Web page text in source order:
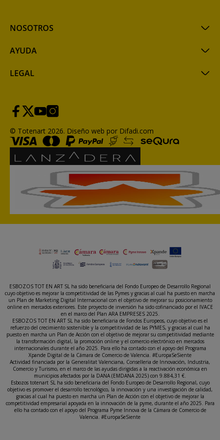
NOSOTROS
AYUDA
LEGAL
© Totenart 2026. Diseño web por Difadi.com
ESBOZOS TOT EN ART SL ha sido beneficiaria del Fondo Europeo de Desarrollo Regional
cuyo objetivo es mejorar la competitividad de las Pymes y gracias al cual ha puesto en marcha
un Plan de Marketing Digital Internacional con el objetivo de mejorar su posicionamiento
online en mercados exteriores. Este proyecto de inversión ha sido cofinanciado por el IVACE
en el marco del Plan ARA EMPRESES 2025.
ESBOZOS TOT EN ART SL ha sido beneficiaria de Fondos Europeos, cuyo objetivo es el
refuerzo del crecimiento sostenible y la competitividad de las PYMES, y gracias al cual ha
puesto en marcha un Plan de Acción con el objetivo de mejorar su competitividad mediante
la transformación digital, la promoción online y el comercio electrónico en mercados
internacionales durante el año 2025. Para ello ha contado con el apoyo del Programa
Xpande Digital de la Cámara de Comercio de Valencia. #EuropaSeSiente
Actividad financiada por la Generalitat Valenciana, Conselleria de Innovación, Industria,
Comercio y Turismo, en el marco de las ayudas dirigidas a la reactivación económica en
municipios afectados por la DANA (EMDANA 2025) con 9.884,31 €.
Esbozos totenart SL ha sido beneficiaria del Fondo Europeo de Desarrollo Regional, cuyo
objetivo es promover el desarrollo tecnológico, la innovación y una investigación de calidad,
gracias al cual ha puesto en marcha un Plan de Acción con el objetivo de mejorar la
competitividad empresarial apoyada en la innovación de la pyme, durante el año 2025. Para
ello ha contado con el apoyo del Programa Pyme Innova de la Cámara de Comercio de
Valencia. #EuropaSeSiente